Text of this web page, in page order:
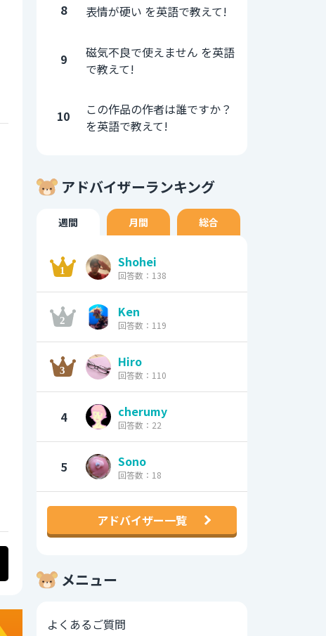
8 表情が硬い を英語で教えて!
9
磁気不良で使えません を英語
で教えて!
10
この作品の作者は誰ですか？
を英語で教えて!
アドバイザーランキング
週間 月間 総合
Shohei
回答数：138
Ken
回答数：119
Hiro
回答数：110
4 cherumy
回答数：22
5 Sono
回答数：18
アドバイザー一覧
メニュー
よくあるご質問